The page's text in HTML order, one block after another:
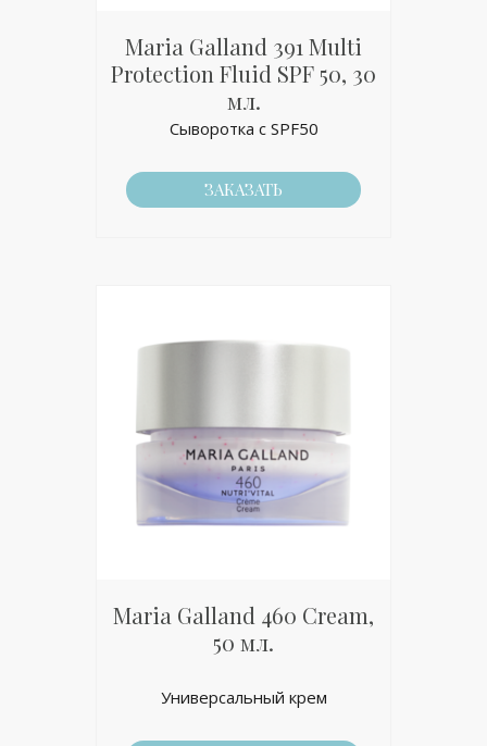
Maria Galland 391 Multi
Protection Fluid SPF 50, 30
мл.
Сыворотка с SPF50
ЗАКАЗАТЬ
Maria Galland 460 Cream,
50 мл.
Универсальный крем